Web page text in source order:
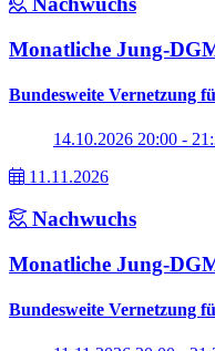
Monatliche Jung-
Bundesweite Vernetzung
14.10.2026 20:00 -
11.11.2026
Nachwuchs
Monatliche Jung-
Bundesweite Vernetzung